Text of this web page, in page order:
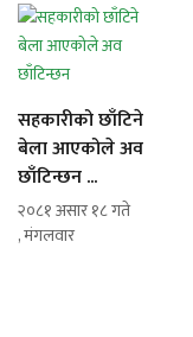
सहकारीको छाँटिने
बेला आएकोले अव
छाँटिन्छन ...
२०८१ असार १८ गते
, मंगलवार